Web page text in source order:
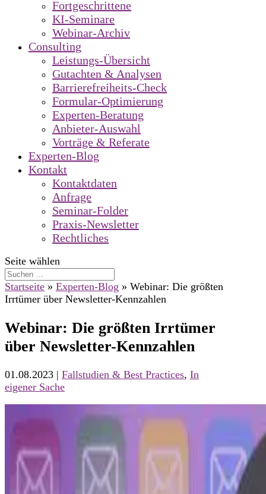
Fortgeschrittene
KI-Seminare
Webinar-Archiv
Consulting
Leistungs-Übersicht
Gutachten & Analysen
Barrierefreiheits-Check
Formular-Optimierung
Experten-Beratung
Anbieter-Auswahl
Vorträge & Referate
Experten-Blog
Kontakt
Kontaktdaten
Anfrage
Seminar-Folder
Praxis-Newsletter
Rechtliches
Seite wählen
Startseite » Experten-Blog » Webinar: Die größten
Irrtümer über Newsletter-Kennzahlen
Webinar: Die größten Irrtümer
über Newsletter-Kennzahlen
01.08.2023 | Fallstudien & Best Practices, In
eigener Sache